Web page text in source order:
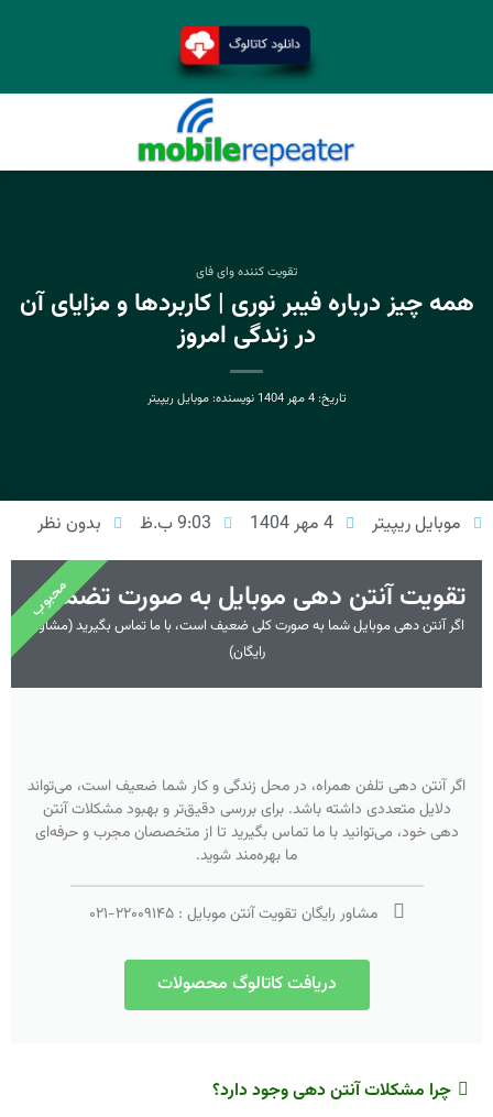
تقویت کننده وای فای
همه چیز درباره فیبر نوری | کاربردها و مزایای آن
در زندگی امروز
تاریخ:4 مهر 1404 نویسنده:موبایل ریپیتر
موبایل ریپیتر 4 مهر 1404 9:03 ب.ظ بدون نظر
تقویت آنتن دهی موبایل به صورت تضمینی
اگر آنتن دهی موبایل شما به صورت کلی ضعیف است، با ما تماس بگیرید (مشاوره
رایگان)
اگر آنتن دهی تلفن همراه، در محل زندگی و کار شما ضعیف است، می‌تواند
دلایل متعددی داشته باشد. برای بررسی دقیق‌تر و بهبود مشکلات آنتن
دهی خود، می‌توانید با ما تماس بگیرید تا از متخصصان مجرب و حرفه‌ای
ما بهره‌مند شوید.
مشاور رایگان تقویت آنتن موبایل :۲۲۰۰۹۱۴۵-۰۲۱
دریافت کاتالوگ محصولات
محبوب
چرا مشکلات آنتن دهی وجود دارد؟